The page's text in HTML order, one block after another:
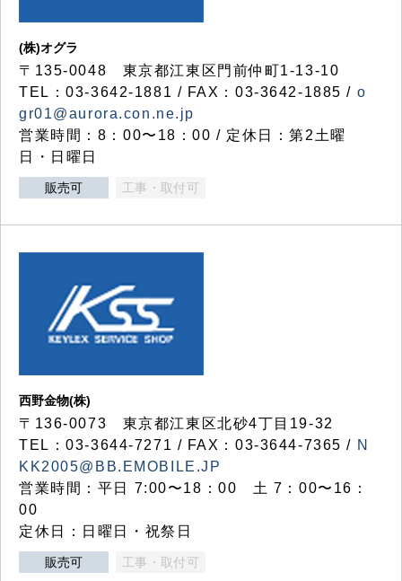
(株)オグラ
〒135-0048 東京都江東区門前仲町1-13-10
TEL：03-3642-1881 / FAX：03-3642-1885 / o
gr01@aurora.con.ne.jp
営業時間：8：00〜18：00 / 定休日：第2土曜
日・日曜日
販売可 工事・取付可
西野金物(株)
〒136-0073 東京都江東区北砂4丁目19-32
TEL：03‐3644‐7271 / FAX：03-3644-7365 / N
KK2005@BB.EMOBILE.JP
営業時間：平日 7:00〜18：00 土 7：00〜16：
00
定休日：日曜日・祝祭日
販売可 工事・取付可